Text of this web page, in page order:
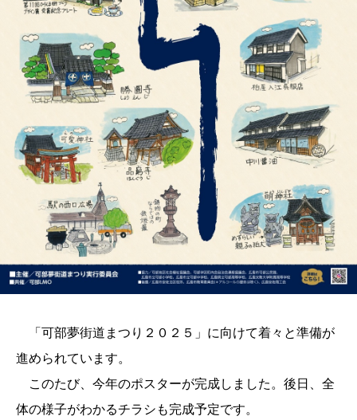
「可部夢街道まつり２０２５」に向けて着々と準備が
進められています。
このたび、今年のポスターが完成しました。後日、全
体の様子がわかるチラシも完成予定です。